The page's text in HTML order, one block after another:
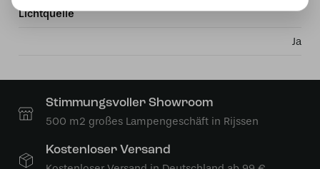
Lichtquelle
Ja
Stimmungsvoller Showroom
500 m2 großes Lampengeschäft in Rijssen
Kostenloser Versand